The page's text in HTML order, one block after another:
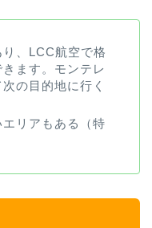
、LCC航空で格
ます。モンテレ
の目的地に行く
リアもある（特